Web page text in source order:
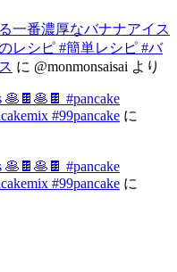
一番濃厚なバナナアイス
レシピ #簡単レシピ #バ
に @monmonsaisai より
🥞🍫🥞🍫 #pancake
#99pancake に
🥞🍫🥞🍫 #pancake
#99pancake に